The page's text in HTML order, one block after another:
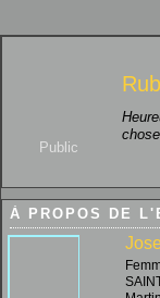
Public
À PROPOS DE